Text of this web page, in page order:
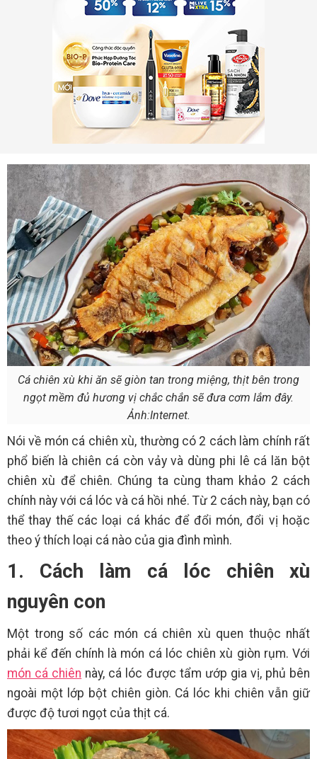
Cá chiên xù khi ăn sẽ giòn tan trong miệng, thịt bên trong
ngọt mềm đủ hương vị chắc chắn sẽ đưa cơm lắm đây.
Ảnh:Internet.
Nói về món cá chiên xù, thường có 2 cách làm chính rất
phổ biến là chiên cá còn vảy và dùng phi lê cá lăn bột
chiên xù để chiên. Chúng ta cùng tham khảo 2 cách
chính này với cá lóc và cá hồi nhé. Từ 2 cách này, bạn có
thể thay thế các loại cá khác để đổi món, đổi vị hoặc
theo ý thích loại cá nào của gia đình mình.
1. Cách làm cá lóc chiên xù
nguyên con
Một trong số các món cá chiên xù quen thuộc nhất
phải kể đến chính là món cá lóc chiên xù giòn rụm. Với
món cá chiên này, cá lóc được tẩm ướp gia vị, phủ bên
ngoài một lớp bột chiên giòn. Cá lóc khi chiên vẫn giữ
được độ tươi ngọt của thịt cá.